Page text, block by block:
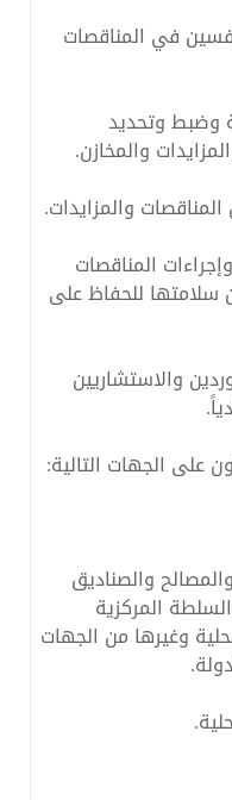
في المناقصات
وضبط وتحديد
والمخازن.
والمزايدات.
المناقصات
سلامتها للحفاظ على
والاستشاريين
والصناديق
المركزية
وغيرها من الجهات